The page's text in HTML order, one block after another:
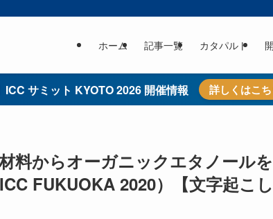
ホーム 記事一覧 カタパルト
ICC サミット KYOTO 2026 開催情報 詳しくはこ
料からオーガニックエタノール
FUKUOKA 2020）【文字起こし